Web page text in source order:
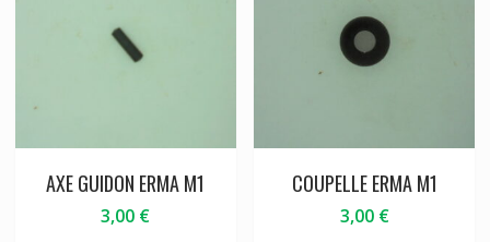
AXE GUIDON ERMA M1
3,00 €
COUPELLE ERMA M1
3,00 €